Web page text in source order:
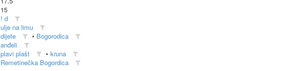
15
! d
ulje na limu
dijete • Bogorodica
anđeli
plavi plašt • kruna
Remetinečka Bogordica